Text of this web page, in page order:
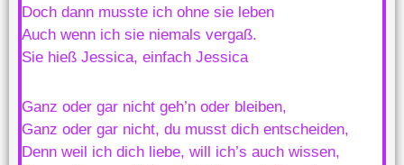
Doch dann musste ich ohne sie leben
Auch wenn ich sie niemals vergaß.
Sie hieß Jessica, einfach Jessica
Ganz oder gar nicht geh’n oder bleiben,
Ganz oder gar nicht, du musst dich entscheiden,
Denn weil ich dich liebe, will ich’s auch wissen,